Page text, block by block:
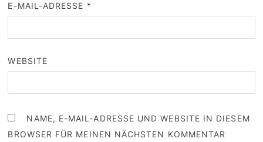
E-MAIL-ADRESSE *
WEBSITE
NAME, E-MAIL-ADRESSE UND WEBSITE IN DIESEM
BROWSER FÜR MEINEN NÄCHSTEN KOMMENTAR